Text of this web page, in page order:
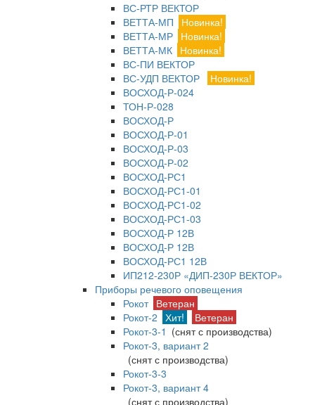
ВС-РТР ВЕКТОР
ВЕТТА-МП
Новинка!
ВЕТТА-МР Новинка!
ВЕТТА-МК Новинка!
ВС-ПИ ВЕКТОР
ВС-УДП ВЕКТОР
Новинка!
ВОСХОД-Р-024
ТОН-Р-028
ВОСХОД-Р
ВОСХОД-Р-01
ВОСХОД-Р-03
ВОСХОД-Р-02
ВОСХОД-РС1
ВОСХОД-РС1-01
ВОСХОД-РС1-02
ВОСХОД-РС1-03
ВОСХОД-Р 12В
ВОСХОД-Р 12В
ВОСХОД-РС1 12В
ИП212-230Р «ДИП-230Р ВЕКТОР»
Приборы речевого оповещения
Рокот Ветеран
Рокот-2 Хит!
Ветеран
Рокот-3-1 (снят с производства)
Рокот-3, вариант 2
(снят с производства)
Рокот-3-3
Рокот-3, вариант 4
(снят с производства)